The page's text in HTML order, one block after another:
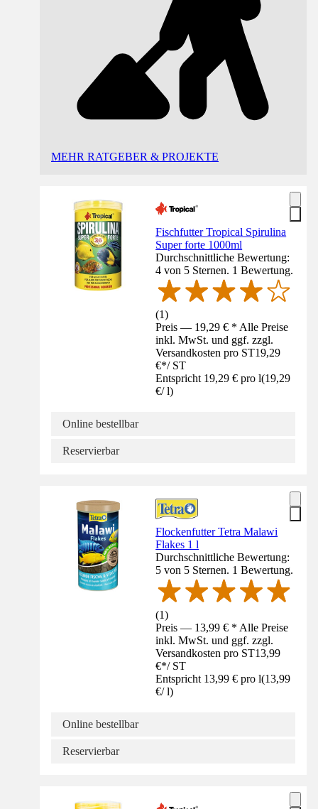
MEHR RATGEBER & PROJEKTE
Fischfutter Tropical Spirulina
Super forte 1000ml
Durchschnittliche Bewertung:
4 von 5 Sternen. 1 Bewertung.
(1)
Preis — 19,29 € * Alle Preise
inkl. MwSt. und ggf. zzgl.
Versandkosten pro ST19,29
€*/ ST
Entspricht 19,29 € pro l(19,29
€/ l)
Online bestellbar
Reservierbar
Flockenfutter Tetra Malawi
Flakes 1 l
Durchschnittliche Bewertung:
5 von 5 Sternen. 1 Bewertung.
(1)
Preis — 13,99 € * Alle Preise
inkl. MwSt. und ggf. zzgl.
Versandkosten pro ST13,99
€*/ ST
Entspricht 13,99 € pro l(13,99
€/ l)
Online bestellbar
Reservierbar